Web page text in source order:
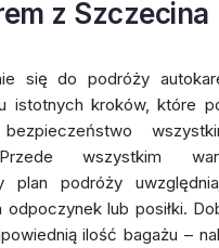
z Szczecina
się do podróży
istotnych kroków, które
wszystkim
plan podróży
odpoczynek lub posiłki.
ilość bagażu –